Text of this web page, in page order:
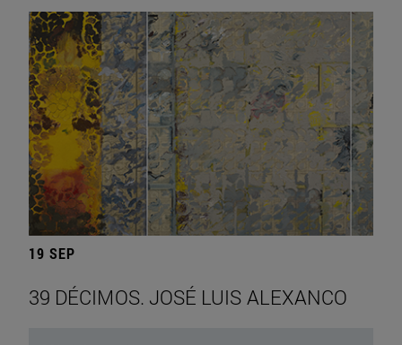
19 SEP
39 DÉCIMOS. JOSÉ LUIS ALEXANCO